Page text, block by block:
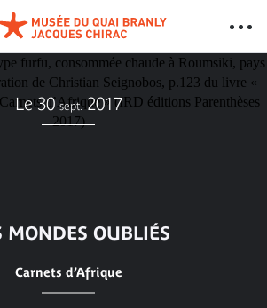
Le 30sept. 2017
MONDES OUBLIÉS
Carnets d’Afrique